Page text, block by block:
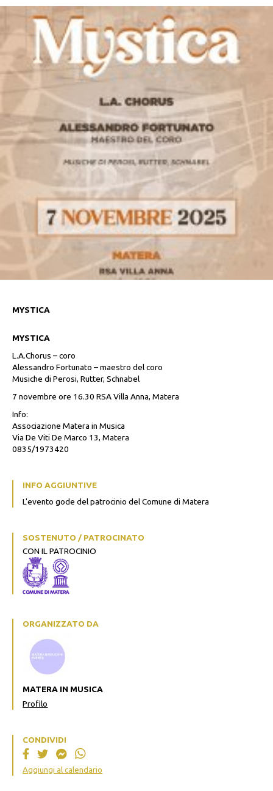
MYSTICA
MYSTICA
L.A.Chorus – coro
Alessandro Fortunato – maestro del coro
Musiche di Perosi, Rutter, Schnabel
7 novembre ore 16.30 RSA Villa Anna, Matera
Info:
Associazione Matera in Musica
Via De Viti De Marco 13, Matera
0835/1973420
INFO AGGIUNTIVE
L'evento gode del patrocinio del Comune di Matera
SOSTENUTO / PATROCINATO
CON IL PATROCINIO
ORGANIZZATO DA
MATERA IN MUSICA
Profilo
CONDIVIDI
Aggiungi al calendario